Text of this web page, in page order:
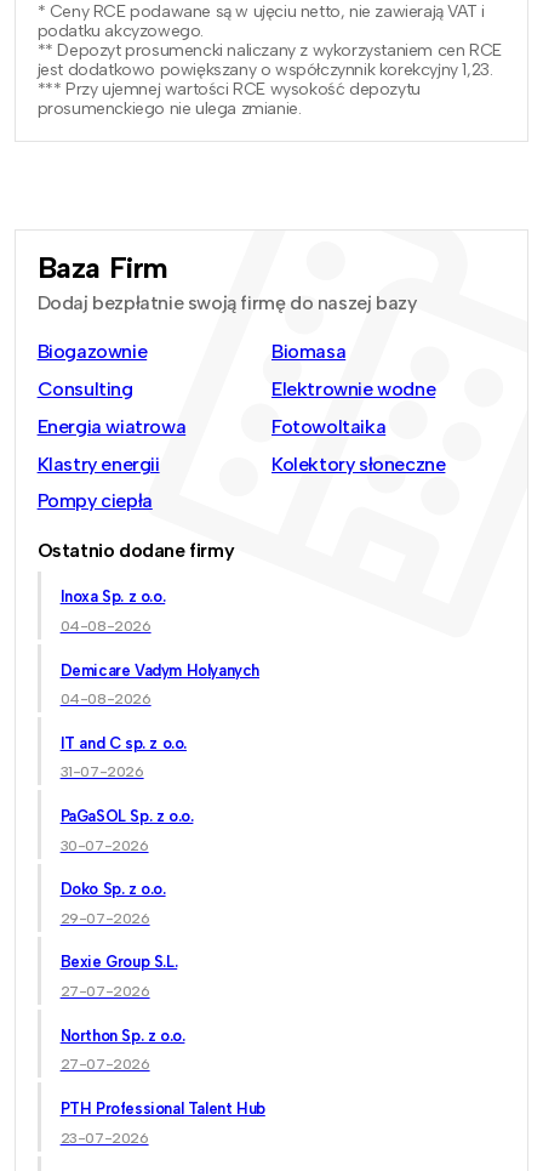
* Ceny RCE podawane są w ujęciu netto, nie zawierają VAT i
podatku akcyzowego.
** Depozyt prosumencki naliczany z wykorzystaniem cen RCE
jest dodatkowo powiększany o współczynnik korekcyjny 1,23.
*** Przy ujemnej wartości RCE wysokość depozytu
prosumenckiego nie ulega zmianie.
Baza Firm
Dodaj bezpłatnie swoją firmę do naszej bazy
Biogazownie
Biomasa
Consulting
Elektrownie wodne
Energia wiatrowa
Fotowoltaika
Klastry energii
Kolektory słoneczne
Pompy ciepła
Ostatnio dodane firmy
Inoxa Sp. z o.o.
04-08-2026
Demicare Vadym Holyanych
04-08-2026
IT and C sp. z o.o.
31-07-2026
PaGaSOL Sp. z o.o.
30-07-2026
Doko Sp. z o.o.
29-07-2026
Bexie Group S.L.
27-07-2026
Northon Sp. z o.o.
27-07-2026
PTH Professional Talent Hub
23-07-2026